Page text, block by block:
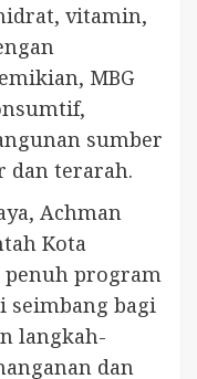
vitamin,
MBG
sumber
dan terarah.
Achman
Kota
penuh program
seimbang bagi
langkah-
dan